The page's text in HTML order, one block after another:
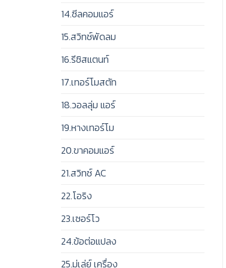
14.ซีลคอมแอร์
15.สวิทช์พัดลม
16.รีซิสแตนท์
17.เทอร์โมสตัท
18.วอลลุ่ม แอร์
19.หางเทอร์โม
20.ขาคอมแอร์
21.สวิทช์ AC
22.โอริง
23.เซอร์โว
24.ข้อต่อแปลง
25.มู่เล่ย์ เครื่อง